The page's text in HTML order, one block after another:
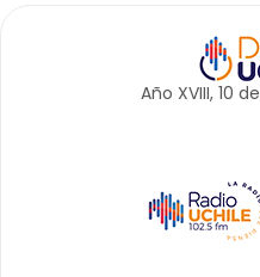
Año XVIII, 10 de